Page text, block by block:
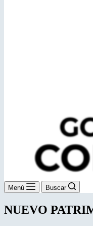
Menú Buscar
NUEVO